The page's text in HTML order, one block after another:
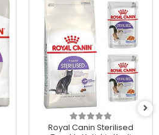
Royal Canin Sterilised